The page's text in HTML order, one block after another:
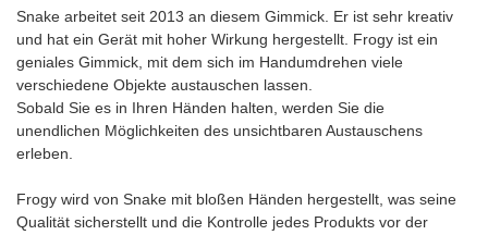
Snake arbeitet seit 2013 an diesem Gimmick. Er ist sehr kreativ
und hat ein Gerät mit hoher Wirkung hergestellt. Frogy ist ein
geniales Gimmick, mit dem sich im Handumdrehen viele
verschiedene Objekte austauschen lassen.
Sobald Sie es in Ihren Händen halten, werden Sie die
unendlichen Möglichkeiten des unsichtbaren Austauschens
erleben.
Frogy wird von Snake mit bloßen Händen hergestellt, was seine
Qualität sicherstellt und die Kontrolle jedes Produkts vor der